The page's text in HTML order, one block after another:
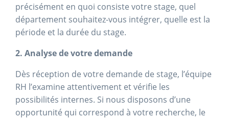
précisément en quoi consiste votre stage, quel
département souhaitez-vous intégrer, quelle est la
période et la durée du stage.
2. Analyse de votre demande
Dès réception de votre demande de stage, l’équipe
RH l’examine attentivement et vérifie les
possibilités internes. Si nous disposons d’une
opportunité qui correspond à votre recherche, le